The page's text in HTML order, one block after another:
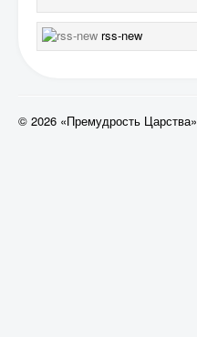
rss-new
© 2026 «Премудрость Царства»